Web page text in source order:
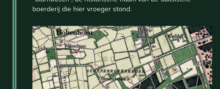
boerderij die hier vroeger stond.